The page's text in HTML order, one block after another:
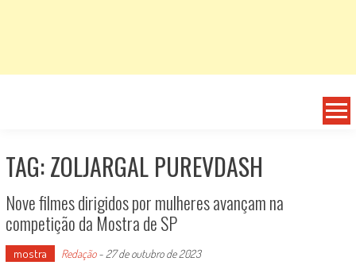
TAG: ZOLJARGAL PUREVDASH
Nove filmes dirigidos por mulheres avançam na
competição da Mostra de SP
mostra Redação- 27 de outubro de 2023